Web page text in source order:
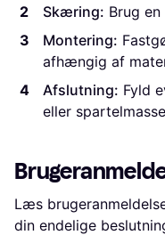
Skæring: Brug
Montering:
afhængig af
Afslutning: Fyld
eller
Læs
din endelige